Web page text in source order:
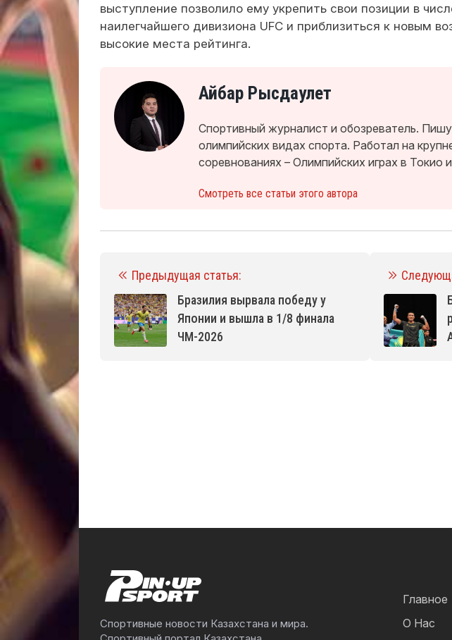
выступление позволило ему укрепить свои позиции в
наилегчайшего дивизиона UFC и приблизиться к новым
высокие места рейтинга.
Айбар Рысдаулет
Спортивный журналист и обозреватель.
олимпийских видах спорта. Работал на
соревнованиях – Олимпийских играх в Токио
Смотреть все статьи этого автора
Предыдущая статья:
Бразилия вырвала победу у
Японии и вышла в 1/8 финала
ЧМ-2026
Спортивные новости Казахстана и мира.
Главное
О Нас